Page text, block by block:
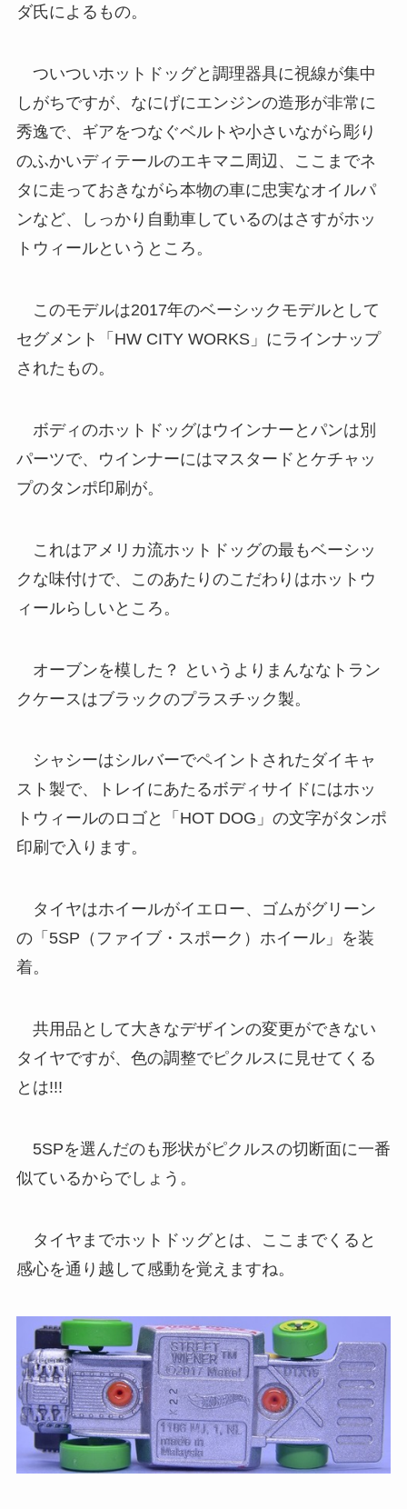
ダ氏によるもの。
ついついホットドッグと調理器具に視線が集中
しがちですが、なにげにエンジンの造形が非常に
秀逸で、ギアをつなぐベルトや小さいながら彫り
のふかいディテールのエキマニ周辺、ここまでネ
タに走っておきながら本物の車に忠実なオイルパ
ンなど、しっかり自動車しているのはさすがホッ
トウィールというところ。
このモデルは2017年のベーシックモデルとして
セグメント「HW CITY WORKS」にラインナップ
されたもの。
ボディのホットドッグはウインナーとパンは別
パーツで、ウインナーにはマスタードとケチャッ
プのタンポ印刷が。
これはアメリカ流ホットドッグの最もベーシッ
クな味付けで、このあたりのこだわりはホットウ
ィールらしいところ。
オーブンを模した？ というよりまんななトラン
クケースはブラックのプラスチック製。
シャシーはシルバーでペイントされたダイキャ
スト製で、トレイにあたるボディサイドにはホッ
トウィールのロゴと「HOT DOG」の文字がタンポ
印刷で入ります。
タイヤはホイールがイエロー、ゴムがグリーン
の「5SP（ファイブ・スポーク）ホイール」を装
着。
共用品として大きなデザインの変更ができない
タイヤですが、色の調整でピクルスに見せてくる
とは!!!
5SPを選んだのも形状がピクルスの切断面に一番
似ているからでしょう。
タイヤまでホットドッグとは、ここまでくると
感心を通り越して感動を覚えますね。